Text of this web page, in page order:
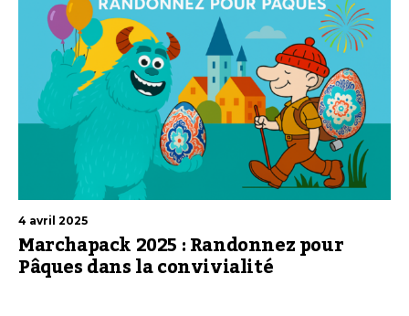
4 avril 2025
Marchapack 2025 : Randonnez pour
Pâques dans la convivialité